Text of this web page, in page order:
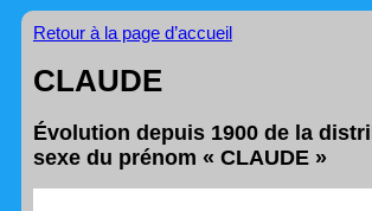
Retour à la page d’accueil
CLAUDE
Évolution depuis 1900 de la
sexe du prénom « CLAUDE »